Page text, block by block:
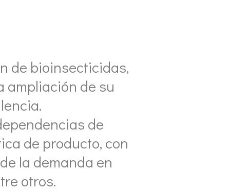
de bioinsecticidas,
ampliación de su
de
de producto, con
la demanda en
otros.